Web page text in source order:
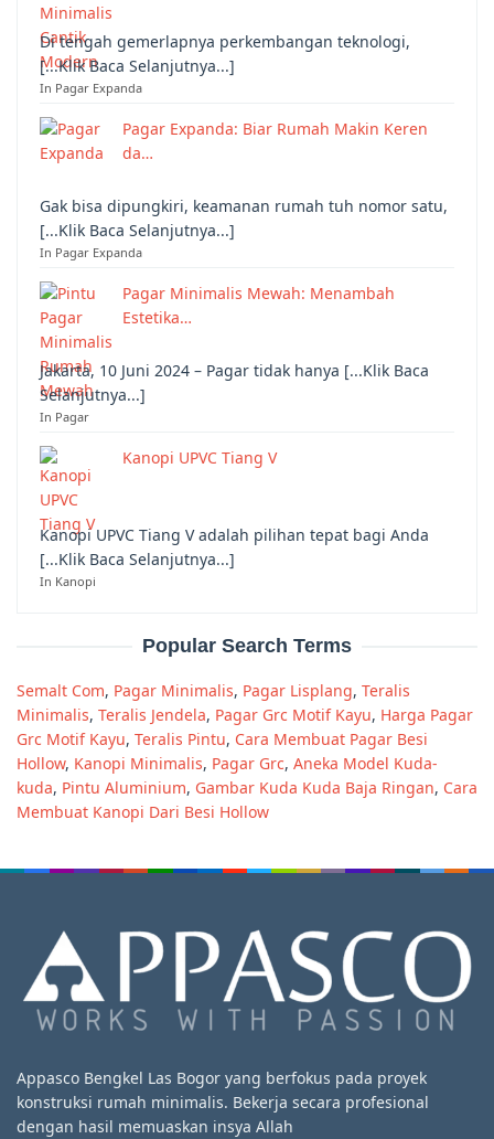
Di tengah gemerlapnya perkembangan teknologi,
[...Klik Baca Selanjutnya...]
In Pagar Expanda
Pagar Expanda: Biar Rumah Makin Keren
da…
Gak bisa dipungkiri, keamanan rumah tuh nomor satu,
[...Klik Baca Selanjutnya...]
In Pagar Expanda
Pagar Minimalis Mewah: Menambah
Estetika…
Jakarta, 10 Juni 2024 – Pagar tidak hanya [...Klik Baca
Selanjutnya...]
In Pagar
Kanopi UPVC Tiang V
Kanopi UPVC Tiang V adalah pilihan tepat bagi Anda
[...Klik Baca Selanjutnya...]
In Kanopi
Popular Search Terms
Semalt Com, Pagar Minimalis, Pagar Lisplang, Teralis
Minimalis, Teralis Jendela, Pagar Grc Motif Kayu, Harga Pagar
Grc Motif Kayu, Teralis Pintu, Cara Membuat Pagar Besi
Hollow, Kanopi Minimalis, Pagar Grc, Aneka Model Kuda-
kuda, Pintu Aluminium, Gambar Kuda Kuda Baja Ringan, Cara
Membuat Kanopi Dari Besi Hollow
Appasco Bengkel Las Bogor yang berfokus pada proyek
konstruksi rumah minimalis. Bekerja secara profesional
dengan hasil memuaskan insya Allah